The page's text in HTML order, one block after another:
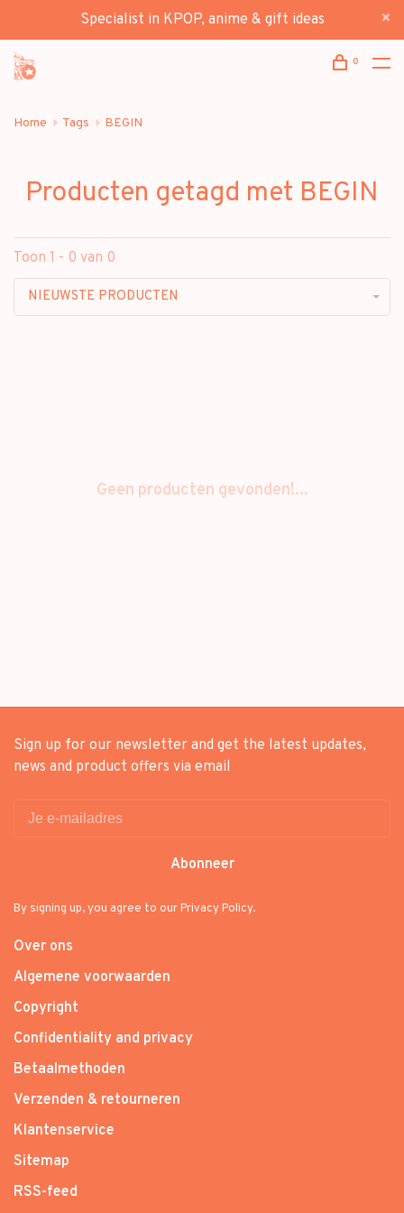
Specialist in KPOP, anime & gift ideas
0
Home Tags BEGIN
Producten getagd met BEGIN
Toon 1 - 0 van 0
NIEUWSTE PRODUCTEN
Geen producten gevonden!...
Sign up for our newsletter and get the latest updates,
news and product offers via email
Abonneer
By signing up, you agree to our Privacy Policy.
Over ons
Algemene voorwaarden
Copyright
Confidentiality and privacy
Betaalmethoden
Verzenden & retourneren
Klantenservice
Sitemap
RSS-feed